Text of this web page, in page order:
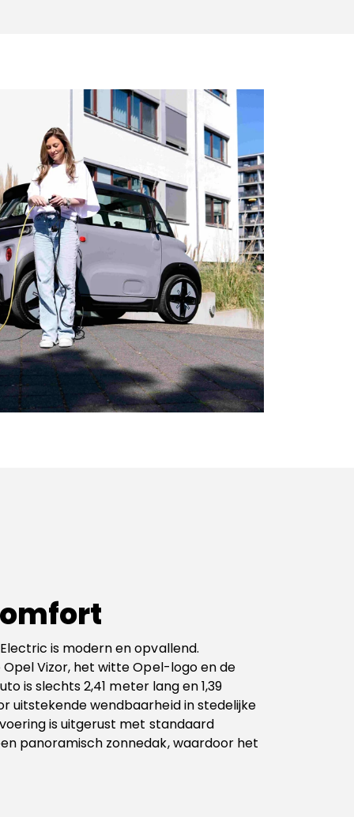
is modern en opvallend.
Vizor, het witte Opel-logo en de
is slechts 2,41 meter lang en 1,39
uitstekende wendbaarheid in stedelijke
is uitgerust met standaard
panoramisch zonnedak, waardoor het